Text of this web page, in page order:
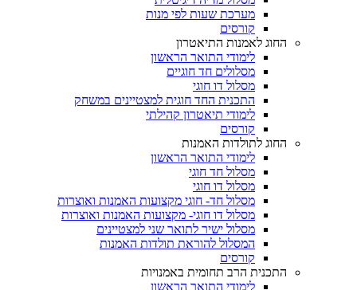
מערכת שעות לפי מנות
קורסים
החוג לאמנות התיאטרון
לימודי התואר הראשון
מסלולים חד חוגיים
מסלול דו חוגי
התכנית החד חוגית למצטיינים במשחק
לימודי תיאטרון קהילתי
קורסים
החוג לתולדות האמנות
לימודי התואר הראשון
מסלול חד חוגי
מסלול דו חוגי
מסלול חד- חוגי מקצועות האמנות ואוצרות
מסלול דו חוגי- מקצועות האמנות ואוצרות
מסלול ישיר לתואר שני למצטיינים
המסלול להוראת תולדות האמנות
קורסים
התכנית הרב תחומית באמנויות
לימודי התואר הראשון